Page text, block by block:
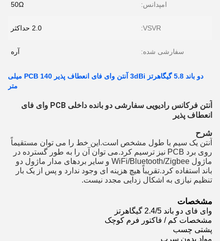
امپدانس: 50Ω
VSVR: 2.0 حداکثر
سفارشی شده: آره
دو باند 5.8 گیگاهرتز 3dBi آنتن وای فای انعطاف پذیر PCB 140 میلی
متر
آنتن فرکانس رادیویی سفارشی دو بانده داخلی PCB وای فای
انعطاف پذیر
شرح
آنتن یک سیم با طول مشخص است.این خط را می توان مستقیماً
روی برد PCB نیز ترسیم کرد.می توان آن را به طور گسترده در
ماژول WiFi/Bluetooth/Zigbee و سایر بردهای مدار ماژول دو
باند استفاده کرد.تقریباً هیچ هزینه ای وجود ندارد و پس از یک بار
تنظیم نیازی به اشکال زدایی مجدد نیست.
مشخصات
وای فای دو باند 2.4/5 گیگاهرتز
مشخصات کم / فاکتور فرم کوچک
پشتی چسب
مواد بدون سرب